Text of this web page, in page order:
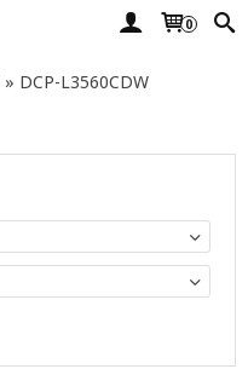
0
» DCP-L3560CDW